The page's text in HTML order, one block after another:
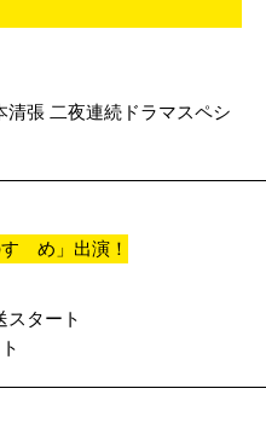
清張 二夜連続ドラマスペシ
ゝめ」出演！
スタート